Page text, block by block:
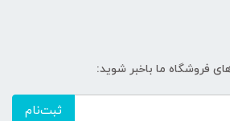
فروشگاه ما باخبر شوید:
ثبت‌نام